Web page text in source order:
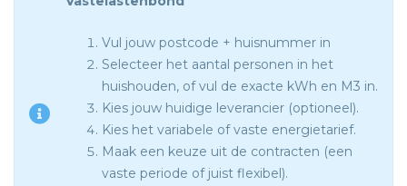
Vul jouw postcode + huisnummer in
Selecteer het aantal personen in het
huishouden, of vul de exacte kWh en M3 in.
Kies jouw huidige leverancier (optioneel).
Kies het variabele of vaste energietarief.
Maak een keuze uit de contracten (een
vaste periode of juist flexibel).